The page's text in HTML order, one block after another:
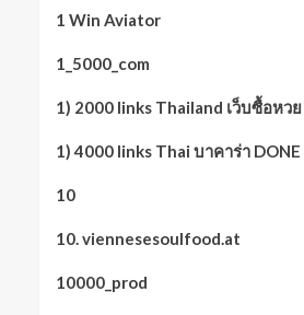
1 Win Aviator
1_5000_com
1) 2000 links Thailand เว็บซื้อหวย
1) 4000 links Thai บาคาร่า DONE
10
10. viennesesoulfood.at
10000_prod